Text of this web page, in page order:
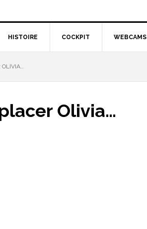
HISTOIRE COCKPIT WEBCAMS
OLIVIA…
Olivia…